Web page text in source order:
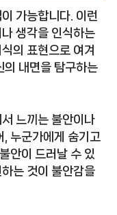
가능합니다. 이런
생각을 인식하는
의 표현으로 여겨
의 내면을 탐구하는
느끼는 불안이나
누군가에게 숨기고
안이 드러날 수 있
는 것이 불안감을